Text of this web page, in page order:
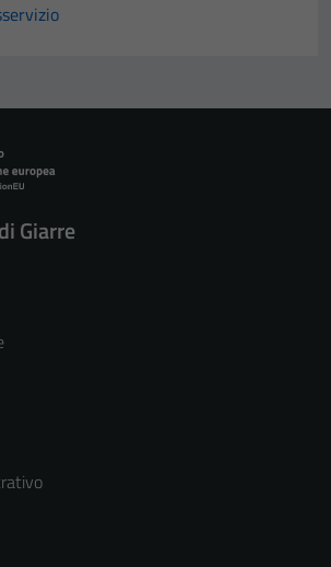
Giarre